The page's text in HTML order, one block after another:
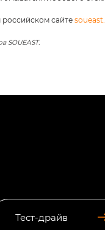
сайте
SOUEAST.
Тест-драйв